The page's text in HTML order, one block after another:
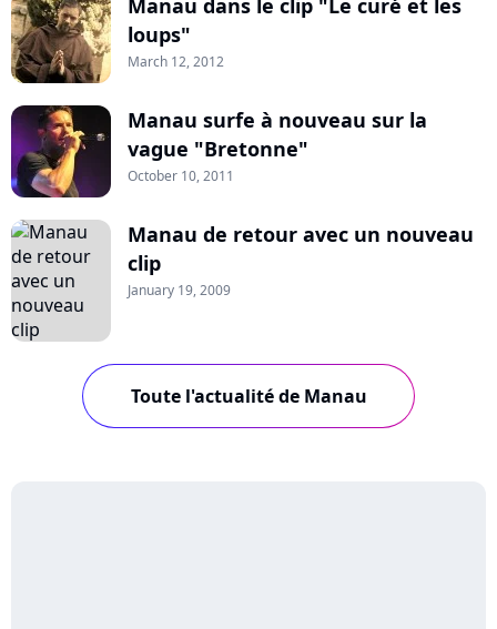
Manau dans le clip "Le curé et les
loups"
March 12, 2012
Manau surfe à nouveau sur la
vague "Bretonne"
October 10, 2011
Manau de retour avec un nouveau
clip
January 19, 2009
Toute l'actualité de Manau